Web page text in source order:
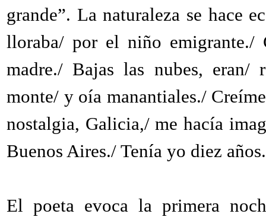
grande”. La naturaleza se hace
lloraba/ por el niño
madre./ Bajas las nubes,
monte/ y oía manantiales./
nostalgia, Galicia,/ me hacía
Buenos Aires./ Tenía yo diez
El poeta evoca la primera